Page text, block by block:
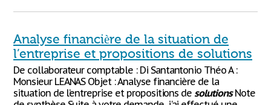
Analyse financière de la situation de
l’entreprise et propositions de solutions
De collaborateur comptable : Di Santantonio Théo A :
Monsieur LEANAS Objet : Analyse financière de la
situation de l’entreprise et propositions desolutionsNote